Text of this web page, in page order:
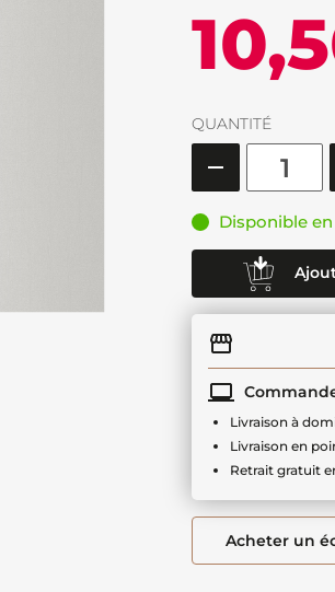
QUANTITÉ
Disponible
Livraison à
Livraison en
Retrait gratuit
Acheter un